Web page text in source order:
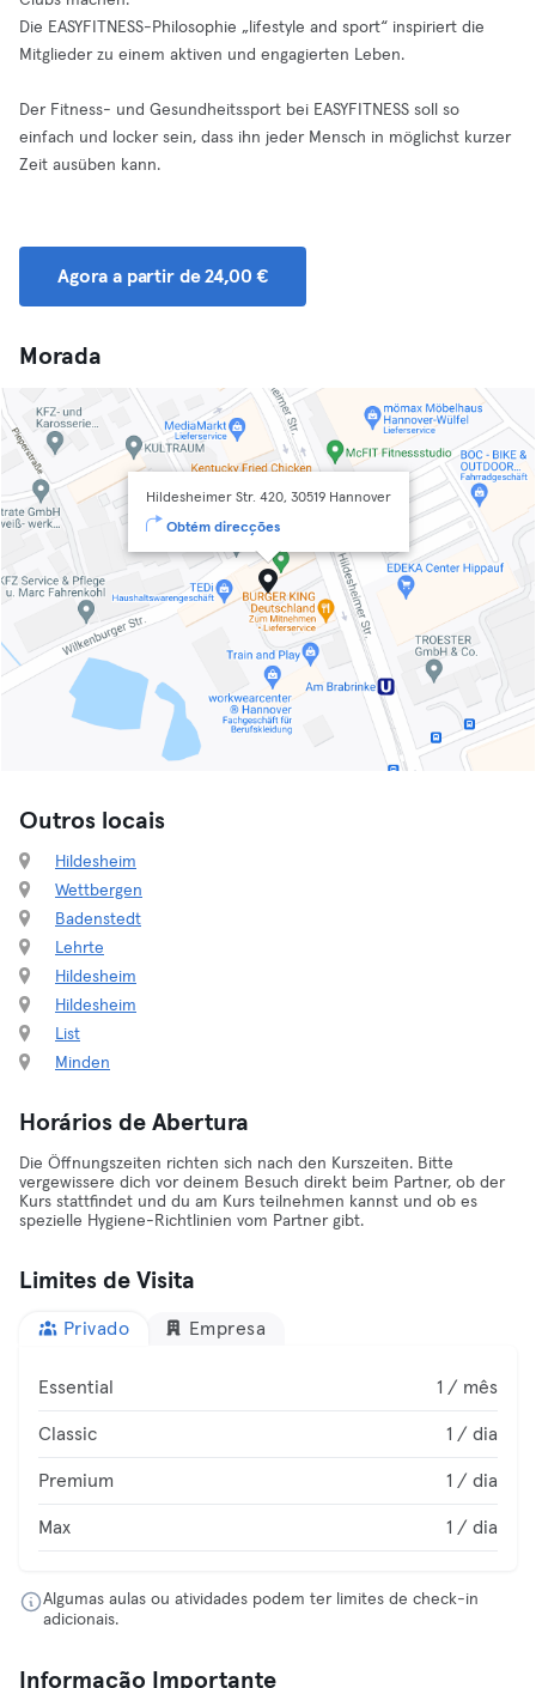
Die EASYFITNESS-Philosophie „lifestyle and sport“ inspiriert die
Mitglieder zu einem aktiven und engagierten Leben.
Der Fitness- und Gesundheitssport bei EASYFITNESS soll so
einfach und locker sein, dass ihn jeder Mensch in möglichst kurzer
Zeit ausüben kann.
Agora a partir de 24,00 €
Morada
Hildesheimer Str. 420, 30519 Hannover
Obtém direcções
Outros locais
Hildesheim
Wettbergen
Badenstedt
Lehrte
Hildesheim
Hildesheim
List
Minden
Horários de Abertura
Die Öffnungszeiten richten sich nach den Kurszeiten. Bitte
vergewissere dich vor deinem Besuch direkt beim Partner, ob der
Kurs stattfindet und du am Kurs teilnehmen kannst und ob es
spezielle Hygiene-Richtlinien vom Partner gibt.
Limites de Visita
Privado Empresa
Essential 1 / mês
Classic 1 / dia
Premium 1 / dia
Max 1 / dia
Algumas aulas ou atividades podem ter limites de check-in
adicionais.
Informação Importante